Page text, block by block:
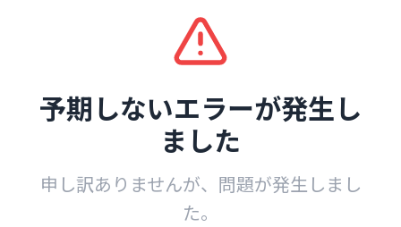
予期しないエラーが発生し
ました
申し訳ありませんが、問題が発生しまし
た。